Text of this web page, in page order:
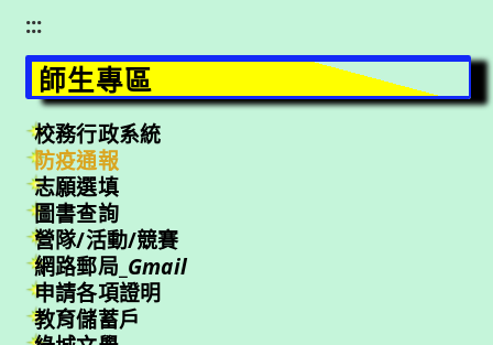
:::
師生專區
校務行政系統
防疫通報
志願選填
圖書查詢
營隊/活動/競賽
網路郵局_ Gmail
申請各項證明
教育儲蓄戶